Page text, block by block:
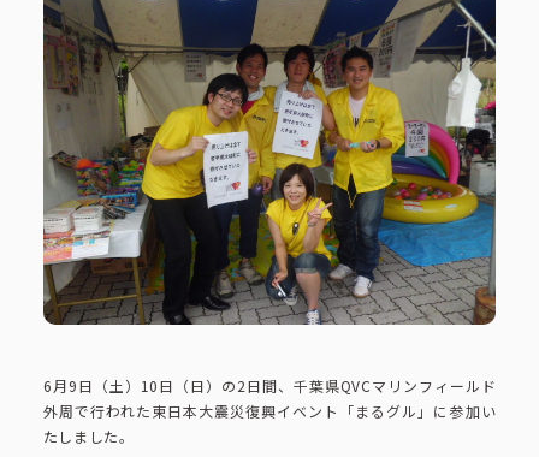
ピーアークで楽しむ
ピーアークで楽しむ トップ
パチンコ・スロット
企業情報
企業情報 トップ
会社概要 代表挨拶
ピーアークの歩み
CSR活動
CSR理念
企業理念
6月9日（土）10日（日）の2日間、千葉県QVCマリンフィールド
外周で行われた東日本大震災復興イベント「まるグル」に参加い
たしました。